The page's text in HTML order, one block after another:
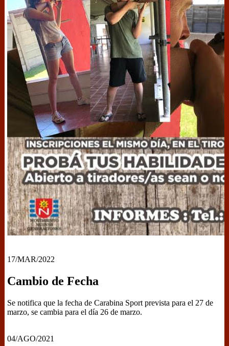
17/MAR/2022
Cambio de Fecha
Se notifica que la fecha de Carabina Sport prevista para el 27 de
marzo, se cambia para el día 26 de marzo.
04/AGO/2021